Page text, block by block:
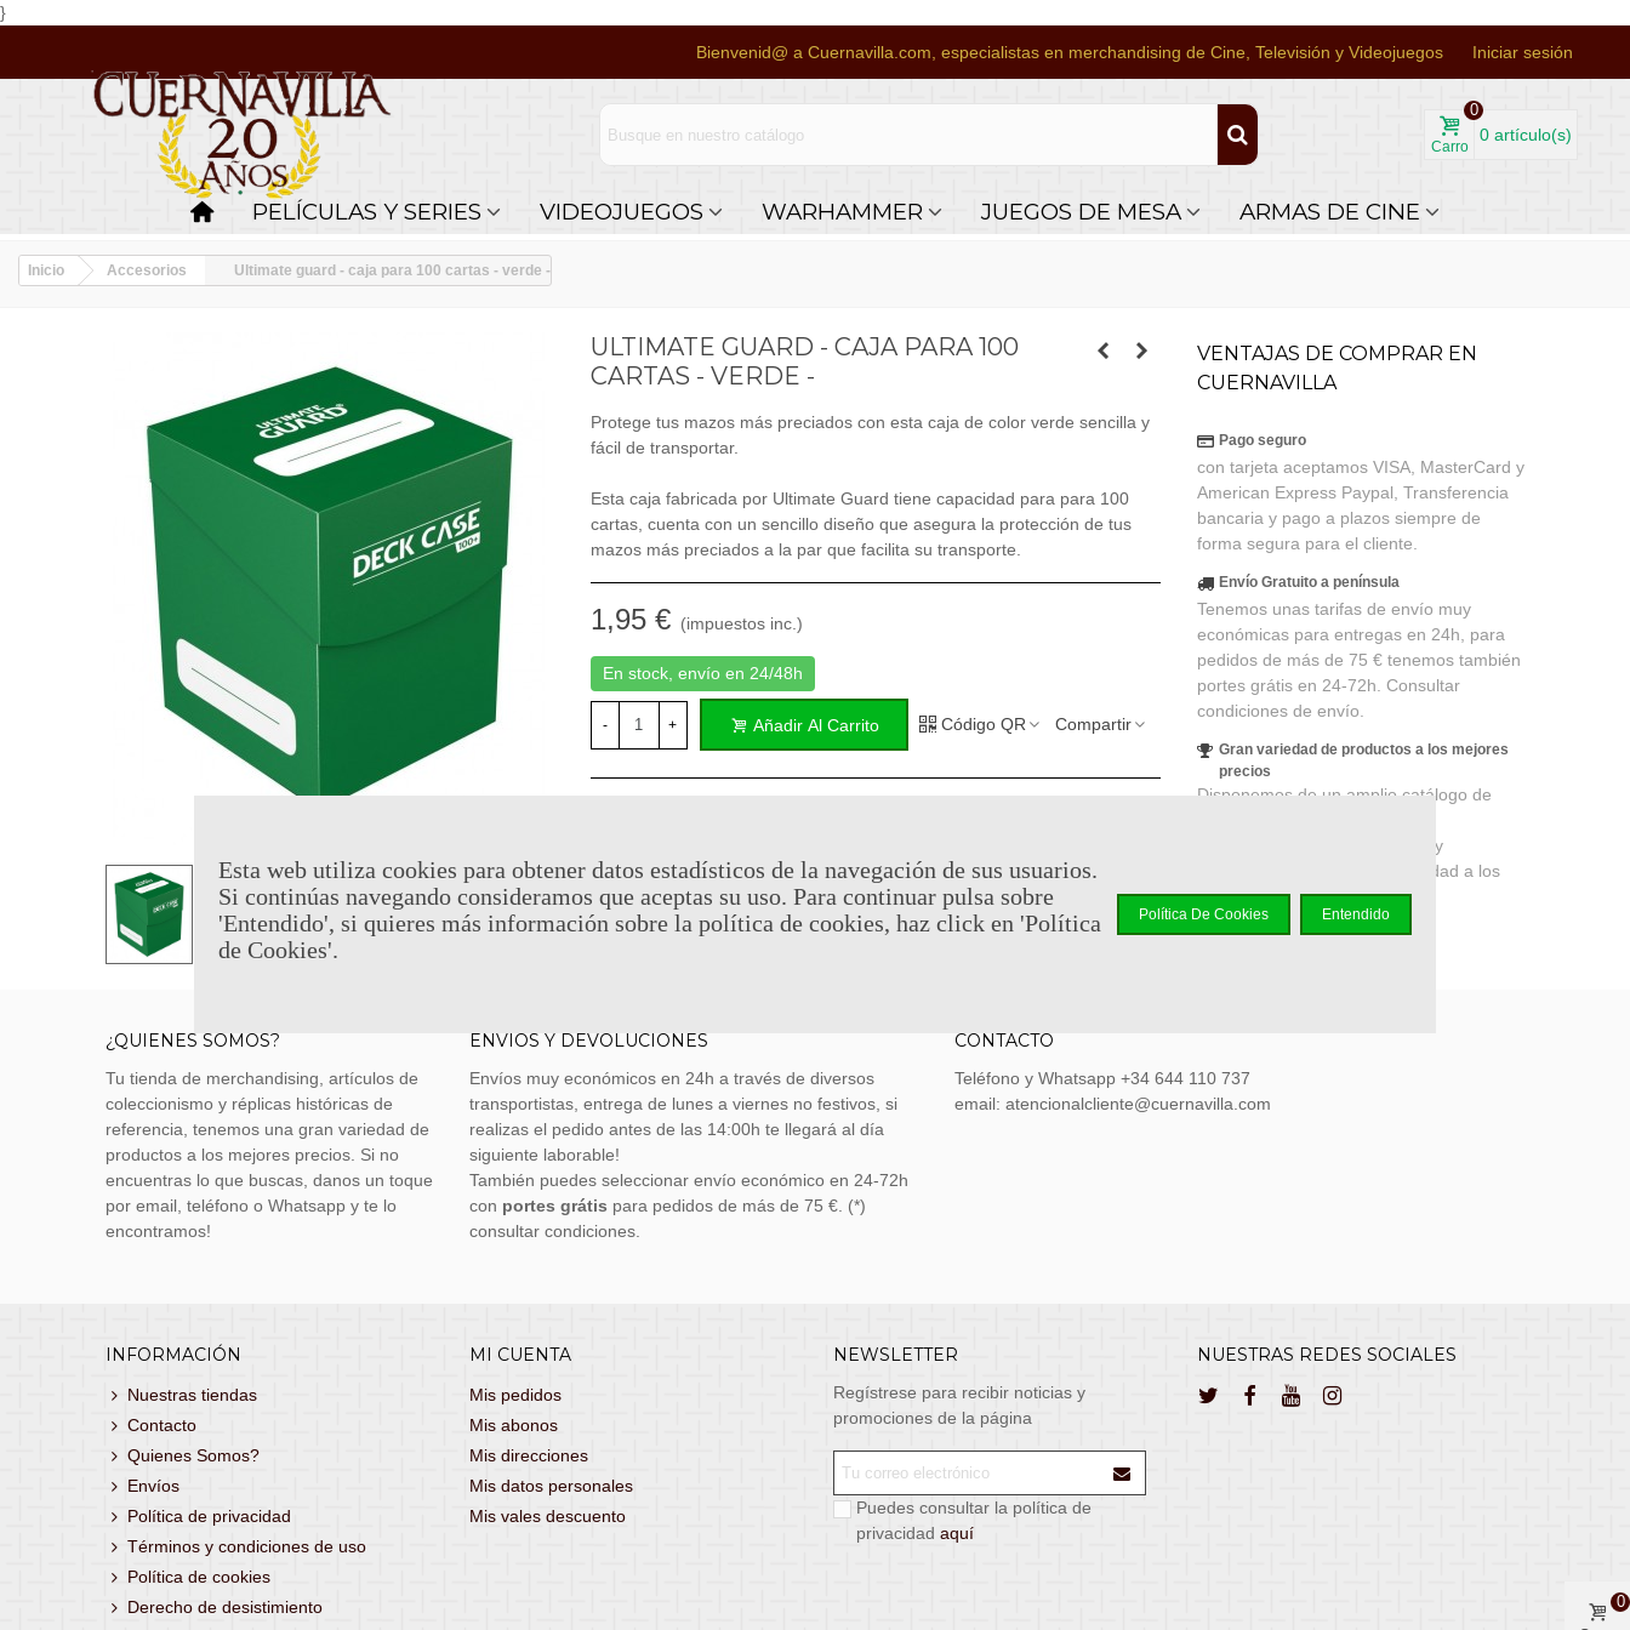
}
Bienvenid@ a Cuernavilla.com, especialistas en merchandising de Cine, Televisión y Videojuegos Iniciar sesión
Carro
0
0 artículo(s)
PELÍCULAS Y SERIES VIDEOJUEGOS WARHAMMER JUEGOS DE MESA ARMAS DE CINE
Inicio Accesorios Ultimate guard - caja para 100 cartas - verde -
ULTIMATE GUARD - CAJA PARA 100
CARTAS - VERDE -
Protege tus mazos más preciados con esta caja de color verde sencilla y
fácil de transportar.
Esta caja fabricada por Ultimate Guard tiene capacidad para para 100
cartas, cuenta con un sencillo diseño que asegura la protección de tus
mazos más preciados a la par que facilita su transporte.
1,95 € (impuestos inc.)
En stock, envío en 24/48h
- + Añadir Al Carrito Código QR Compartir
Referencia: CARD6113
Marca: Ultimate Guard
VENTAJAS DE COMPRAR EN
CUERNAVILLA
Pago seguro
con tarjeta aceptamos VISA, MasterCard y
American Express Paypal, Transferencia
bancaria y pago a plazos siempre de
forma segura para el cliente.
Envío Gratuito a península
Tenemos unas tarifas de envío muy
económicas para entregas en 24h, para
pedidos de más de 75 € tenemos también
portes grátis en 24-72h. Consultar
condiciones de envío.
Gran variedad de productos a los mejores
precios
Disponemos de un amplio catálogo de
coleccionismo de cines, series y
videojuegos, productos de calidad a los
mejores precios.
¿QUIENES SOMOS?
Tu tienda de merchandising, artículos de
coleccionismo y réplicas históricas de
referencia, tenemos una gran variedad de
productos a los mejores precios. Si no
encuentras lo que buscas, danos un toque
por email, teléfono o Whatsapp y te lo
encontramos!
ENVÍOS Y DEVOLUCIONES
Envíos muy económicos en 24h a través de diversos
transportistas, entrega de lunes a viernes no festivos, si
realizas el pedido antes de las 14:00h te llegará al día
siguiente laborable!
También puedes seleccionar envío económico en 24-72h
con portes grátis para pedidos de más de 75 €. (*)
consultar condiciones.
CONTACTO
Teléfono y Whatsapp +34 644 110 737
email: atencionalcliente@cuernavilla.com
INFORMACIÓN
Nuestras tiendas
Contacto
Quienes Somos?
Envíos
Política de privacidad
Términos y condiciones de uso
Política de cookies
Derecho de desistimiento
MI CUENTA
Mis pedidos
Mis abonos
Mis direcciones
Mis datos personales
Mis vales descuento
NEWSLETTER
Regístrese para recibir noticias y
promociones de la página
Puedes consultar la política de
privacidad aquí
NUESTRAS REDES SOCIALES
0
Esta web utiliza cookies para obtener datos estadísticos de la navegación de sus usuarios.
Si continúas navegando consideramos que aceptas su uso. Para continuar pulsa sobre
'Entendido', si quieres más información sobre la política de cookies, haz click en 'Política
de Cookies'.
Política De Cookies Entendido